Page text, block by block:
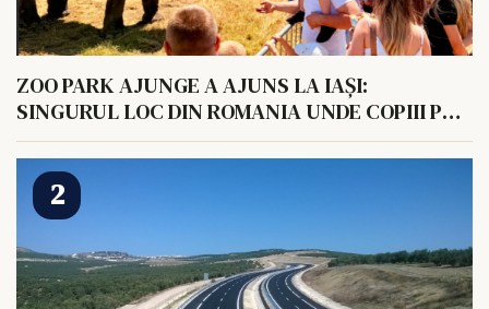
ZOO PARK AJUNGE A AJUNS LA IAȘI:
SINGURUL LOC DIN ROMANIA UNDE COPIII POT
HRANI UN ELEFANT